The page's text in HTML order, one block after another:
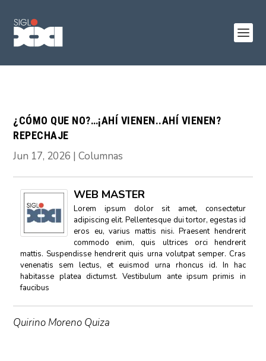
¿CÓMO QUE NO?…¡AHÍ VIENEN..AHÍ VIENEN?
REPECHAJE
Jun 17, 2026 |Columnas
WEB MASTER
Lorem ipsum dolor sit amet, consectetur
adipiscing elit. Pellentesque dui tortor, egestas id
eros eu, varius mattis nisi. Praesent hendrerit
commodo enim, quis ultrices orci hendrerit
mattis. Suspendisse hendrerit quis urna volutpat semper. Cras
venenatis sem lectus, et euismod urna rhoncus id. In hac
habitasse platea dictumst. Vestibulum ante ipsum primis in
faucibus
Quirino Moreno Quiza